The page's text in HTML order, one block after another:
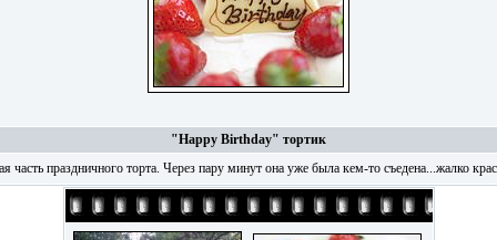
"Happy Birthday" тортик
часть праздничного торта. Через пару минут она уже была кем-то съедена...жалко